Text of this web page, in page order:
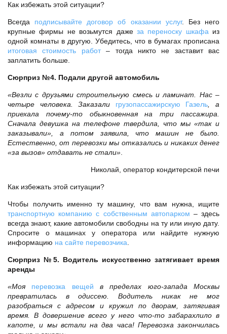
Как избежать этой ситуации?
Всегда подписывайте договор об оказании услуг. Без него
крупные фирмы не возьмутся даже за переноску шкафа из
одной комнаты в другую. Убедитесь, что в бумагах прописана
итоговая стоимость работ– тогда никто не заставит вас
заплатить больше.
Сюрприз №4. Подали другой автомобиль
«Везли с друзьями строительную смесь и ламинат. Нас –
четыре человека. Заказали грузопассажирскую Газель , а
приехала почему-то обыкновенная на три пассажира.
Сначала девушка на телефоне твердила, что мы «так и
заказывали», а потом заявила, что машин не было.
Естественно, от перевозки мы отказались и никаких денег
«за вызов» отдавать не стали»
Николай, оператор кондитерской печи
Как избежать этой ситуации?
Чтобы получить именно ту машину, что вам нужна, ищите
транспортную компанию с собственным автопарком – здесь
всегда знают, какие автомобили свободны на ту или иную дату.
Спросите о машинах у оператора или найдите нужную
информацию на сайте перевозчика
Сюрприз №5. Водитель искусственно затягивает время
аренды
«Моя перевозка вещей в пределах юго-запада Москвы
превратилась в одиссею. Водитель никак не мог
разобраться с адресом и кружил по дворам, затягивая
время. В довершение всего у него что-то забарахлило в
капоте, и мы встали на два часа! Перевозка закончилась